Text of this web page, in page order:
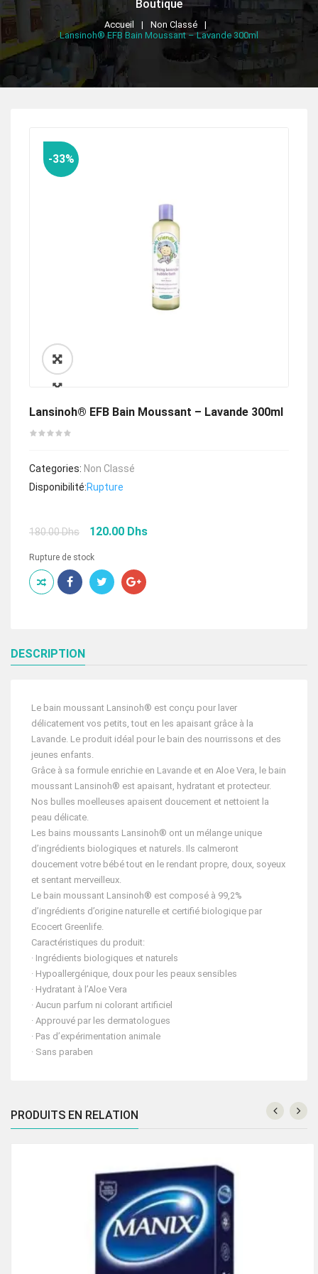
Boutique
Accueil
Non Classé
Lansinoh® EFB Bain Moussant – Lavande 300ml
🔍
-33%
Lansinoh® EFB Bain Moussant – Lavande 300ml
Categories: Non Classé
Disponibilité:Rupture
180.00Dhs
Le
initial
était :
180.00 Dhs.
120.00 Dhs
Rupture de stock
DESCRIPTION
Le bain moussant Lansinoh® est conçu pour laver
délicatement vos petits, tout en les apaisant grâce à la
Lavande. Le produit idéal pour le bain des nourrissons et des
jeunes enfants.
Grâce à sa formule enrichie en Lavande et en Aloe Vera, le bain
moussant Lansinoh® est apaisant, hydratant et protecteur.
Nos bulles moelleuses apaisent doucement et nettoient la
peau délicate.
Les bains moussants Lansinoh® ont un mélange unique
d’ingrédients biologiques et naturels. Ils calmeront
doucement votre bébé tout en le rendant propre, doux, soyeux
et sentant merveilleux.
Le bain moussant Lansinoh® est composé à 99,2%
d’ingrédients d’origine naturelle et certifié biologique par
Ecocert Greenlife.
Caractéristiques du produit:
· Ingrédients biologiques et naturels
· Hypoallergénique, doux pour les peaux sensibles
· Hydratant à l’Aloe Vera
· Aucun parfum ni colorant artificiel
· Approuvé par les dermatologues
· Pas d’expérimentation animale
· Sans paraben
PRODUITS EN RELATION